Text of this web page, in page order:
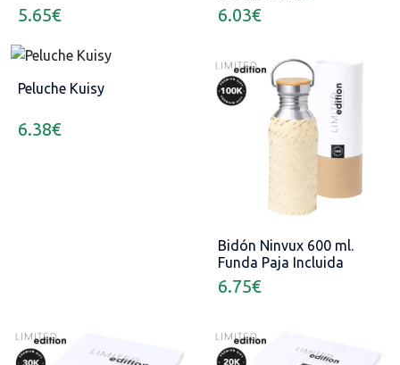
5.65€ 6.03€
Peluche Kuisy
6.38€
Bidón Ninvux 600 ml.
Funda Paja Incluida
6.75€